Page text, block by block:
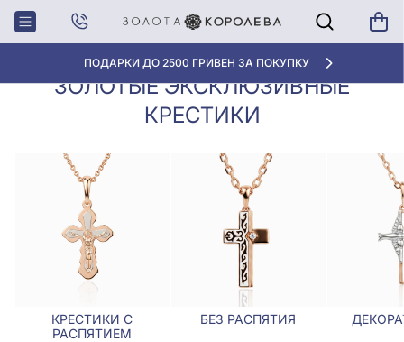
«ЛУЧШАЯ ЦЕНА» ОТ 5945 ГРН/ГРАММ
Главная
Крестики,
Ладанки
Золотые эксклюзивные
крестики
ЗОЛОТЫЕ ЭКСКЛЮЗИВНЫЕ
КРЕСТИКИ
КРЕСТИКИ С
РАСПЯТИЕМ
БЕЗ РАСПЯТИЯ